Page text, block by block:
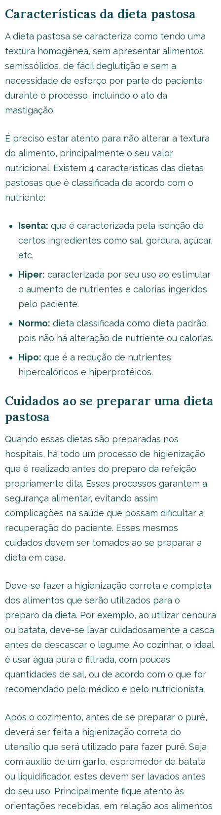
Características da dieta pastosa
A dieta pastosa se caracteriza como tendo uma
textura homogênea, sem apresentar alimentos
semissólidos, de fácil deglutição e sem a
necessidade de esforço por parte do paciente
durante o processo, incluindo o ato da
mastigação.
É preciso estar atento para não alterar a textura
do alimento, principalmente o seu valor
nutricional. Existem 4 características das dietas
pastosas que é classificada de acordo com o
nutriente:
Isenta: que é caracterizada pela isenção de
certos ingredientes como sal, gordura, açúcar,
etc.
Hiper: caracterizada por seu uso ao estimular
o aumento de nutrientes e calorias ingeridos
pelo paciente.
Normo: dieta classificada como dieta padrão,
pois não há alteração de nutriente ou calorias.
Hipo: que é a redução de nutrientes
hipercalóricos e hiperprotéicos.
Cuidados ao se preparar uma dieta
pastosa
Quando essas dietas são preparadas nos
hospitais, há todo um processo de higienização
que é realizado antes do preparo da refeição
propriamente dita. Esses processos garantem a
segurança alimentar, evitando assim
complicações na saúde que possam dificultar a
recuperação do paciente. Esses mesmos
cuidados devem ser tomados ao se preparar a
dieta em casa.
Deve-se fazer a higienização correta e completa
dos alimentos que serão utilizados para o
preparo da dieta. Por exemplo, ao utilizar cenoura
ou batata, deve-se lavar cuidadosamente a casca
antes de descascar o legume. Ao cozinhar, o ideal
é usar água pura e filtrada, com poucas
quantidades de sal, ou de acordo com o que for
recomendado pelo médico e pelo nutricionista.
Após o cozimento, antes de se preparar o purê,
deverá ser feita a higienização correta do
utensílio que será utilizado para fazer purê. Seja
com auxílio de um garfo, espremedor de batata
ou liquidificador, estes devem ser lavados antes
do seu uso. Principalmente fique atento às
orientações recebidas, em relação aos alimentos